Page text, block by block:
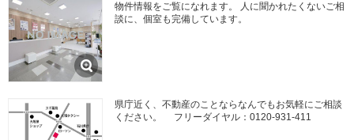
物件情報をご覧になれます。 人に聞かれたくないご相
談に、個室も完備しています。
県庁近く、不動産のことならなんでもお気軽にご相談
ください。 フリーダイヤル：0120-931-411